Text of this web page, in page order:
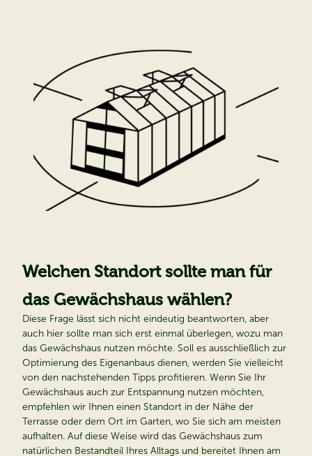
Welchen Standort sollte man für
das Gewächshaus wählen?
Diese Frage lässt sich nicht eindeutig beantworten, aber
auch hier sollte man sich erst einmal überlegen, wozu man
das Gewächshaus nutzen möchte. Soll es ausschließlich zur
Optimierung des Eigenanbaus dienen, werden Sie vielleicht
von den nachstehenden Tipps profitieren. Wenn Sie Ihr
Gewächshaus auch zur Entspannung nutzen möchten,
empfehlen wir Ihnen einen Standort in der Nähe der
Terrasse oder dem Ort im Garten, wo Sie sich am meisten
aufhalten. Auf diese Weise wird das Gewächshaus zum
natürlichen Bestandteil Ihres Alltags und bereitet Ihnen am